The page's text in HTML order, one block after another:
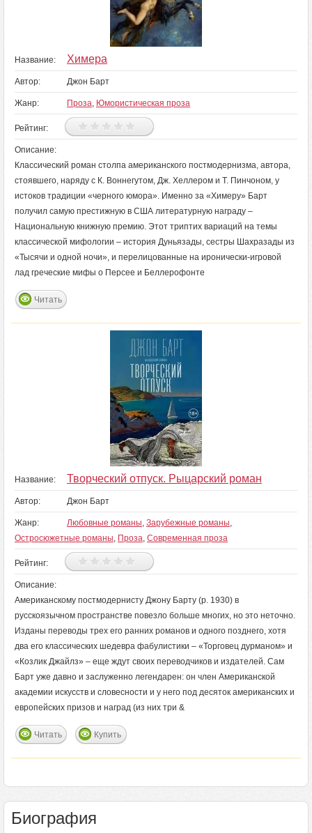
Название: Химера
Автор: Джон Барт
Жанр: Проза, Юмористическая проза
Рейтинг:
Описание:
Классический роман столпа американского постмодернизма, автора,
стоявшего, наряду с К. Воннегутом, Дж. Хеллером и Т. Пинчоном, у
истоков традиции «черного юмора». Именно за «Химеру» Барт
получил самую престижную в США литературную награду –
Национальную книжную премию. Этот триптих вариаций на темы
классической мифологии – история Дуньязады, сестры Шахразады из
«Тысячи и одной ночи», и перелицованные на иронически-игровой
лад греческие мифы о Персее и Беллерофонте
Читать
Название: Творческий отпуск. Рыцарский роман
Автор: Джон Барт
Жанр: Любовные романы, Зарубежные романы,
Остросюжетные романы, Проза, Современная проза
Рейтинг:
Описание:
Американскому постмодернисту Джону Барту (р. 1930) в
русскоязычном пространстве повезло больше многих, но это неточно.
Изданы переводы трех его ранних романов и одного позднего, хотя
два его классических шедевра фабулистики – «Торговец дурманом» и
«Козлик Джайлз» – еще ждут своих переводчиков и издателей. Сам
Барт уже давно и заслуженно легендарен: он член Американской
академии искусств и словесности и у него под десяток американских и
европейских призов и наград (из них три &
Читать Купить
Биография